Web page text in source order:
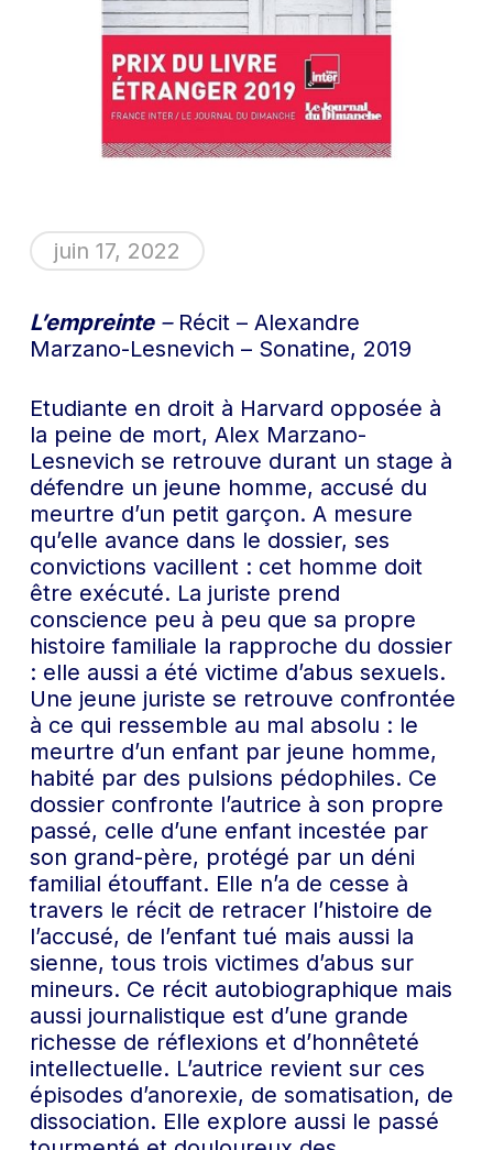
juin 17, 2022
L’empreinte– Récit – Alexandre
Marzano-Lesnevich – Sonatine, 2019
Etudiante en droit à Harvard opposée à
la peine de mort, Alex Marzano-
Lesnevich se retrouve durant un stage à
défendre un jeune homme, accusé du
meurtre d’un petit garçon. A mesure
qu’elle avance dans le dossier, ses
convictions vacillent : cet homme doit
être exécuté. La juriste prend
conscience peu à peu que sa propre
histoire familiale la rapproche du dossier
: elle aussi a été victime d’abus sexuels.
Une jeune juriste se retrouve confrontée
à ce qui ressemble au mal absolu : le
meurtre d’un enfant par jeune homme,
habité par des pulsions pédophiles. Ce
dossier confronte l’autrice à son propre
passé, celle d’une enfant incestée par
son grand-père, protégé par un déni
familial étouffant. Elle n’a de cesse à
travers le récit de retracer l’histoire de
l’accusé, de l’enfant tué mais aussi la
sienne, tous trois victimes d’abus sur
mineurs. Ce récit autobiographique mais
aussi journalistique est d’une grande
richesse de réflexions et d’honnêteté
intellectuelle. L’autrice revient sur ces
épisodes d’anorexie, de somatisation, de
dissociation. Elle explore aussi le passé